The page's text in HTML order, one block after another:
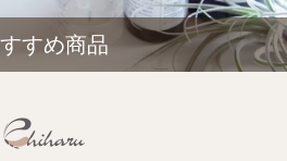
すめ商品